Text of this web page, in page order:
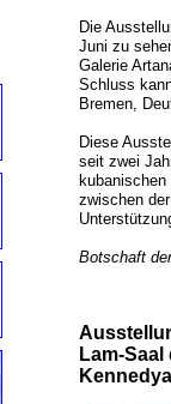
Die
Juni zu
Galerie
Schluss
Bremen,
Diese
seit zwei
zwischen
Botschaft
Lam-